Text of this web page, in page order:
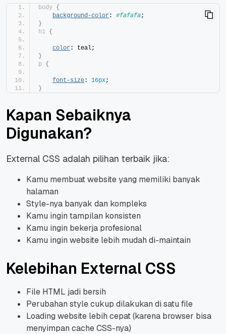
body {
background-color: #fafafa;
}
h1 {
color: teal;
}
p {
font-size: 16px;
}
Kapan Sebaiknya
Digunakan?
External CSS adalah pilihan terbaik jika:
Kamu membuat website yang memiliki banyak
halaman
Style-nya banyak dan kompleks
Kamu ingin tampilan konsisten
Kamu ingin bekerja profesional
Kamu ingin website lebih mudah di-maintain
Kelebihan External CSS
File HTML jadi bersih
Perubahan style cukup dilakukan di satu file
Loading website lebih cepat (karena browser bisa
menyimpan cache CSS-nya)